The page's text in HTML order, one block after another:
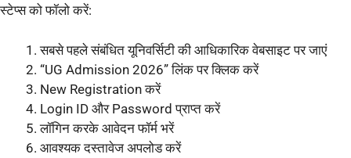
स्टेप्स को फॉलो करें:
सबसे पहले संबंधित यूनिवर्सिटी की आधिकारिक वेबसाइट पर जाएं
“UG Admission 2026” लिंक पर क्लिक करें
New Registration करें
Login ID और Password प्राप्त करें
लॉगिन करके आवेदन फॉर्म भरें
आवश्यक दस्तावेज अपलोड करें